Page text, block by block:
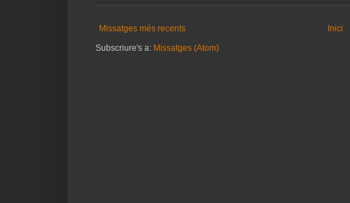
Missatges més recents
Inici
Subscriure's a: Missatges (Atom)